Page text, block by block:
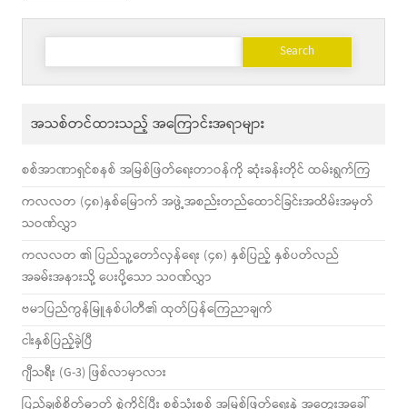
Search
အသစ်တင်ထားသည့် အကြောင်းအရာများ
စစ်အာဏာရှင်စနစ် အမြစ်ဖြတ်ရေးတာဝန်ကို ဆုံးခန်းတိုင် ထမ်းရွက်ကြ
ကလလတ (၄၈)နှစ်မြောက် အဖွဲ့အစည်းတည်ထောင်ခြင်းအထိမ်းအမှတ်
သဝဏ်လွှာ
ကလလတ ၏ ပြည်သူ့တော်လှန်ရေး (၄၈) နှစ်ပြည့် နှစ်ပတ်လည်
အခမ်းအနားသို့ ပေးပို့သော သဝဏ်လွှာ
ဗမာပြည်ကွန်မြူနစ်ပါတီ၏ ထုတ်ပြန်ကြေညာချက်
ငါးနှစ်ပြည့်ခဲ့ပြီ
ဂျီသရီး (G-3) ဖြစ်လာမှာလား
ပြည်ချစ်စိတ်ဓာတ် စွဲကိုင်ပြီး စစ်သုံးစစ် အမြစ်ဖြတ်ရေးနဲ့ အတွေးအခေါ်